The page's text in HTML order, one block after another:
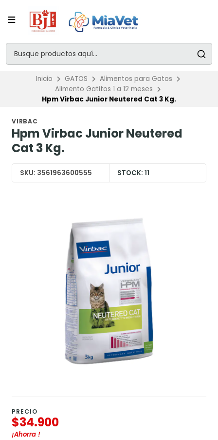
Inicio GATOS
Alimentos para Gatos
Alimento Gatitos 1 a 12 meses
Hpm Virbac Junior Neutered Cat 3 Kg.
VIRBAC
Hpm Virbac Junior Neutered
Cat 3 Kg.
SKU: 3561963600555 STOCK: 11
PRECIO
$34.900
¡Ahorra !